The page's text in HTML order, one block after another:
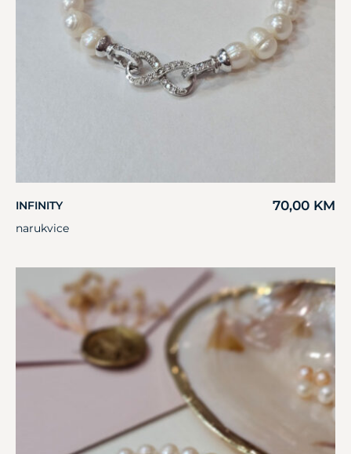
INFINITY 70,00 KM
narukvice